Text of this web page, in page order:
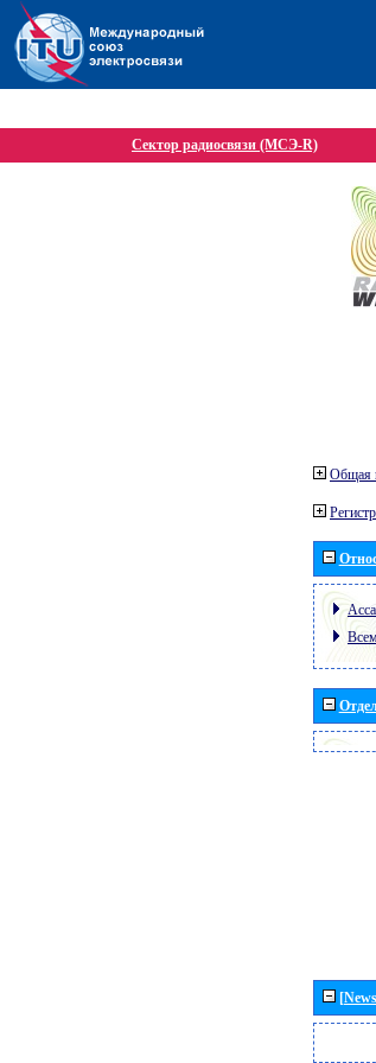
Сектор радиосвязи (МСЭ-R)
Общая